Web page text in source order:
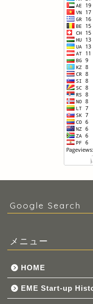
Google Search
メニュー
HOME
EME Start-up